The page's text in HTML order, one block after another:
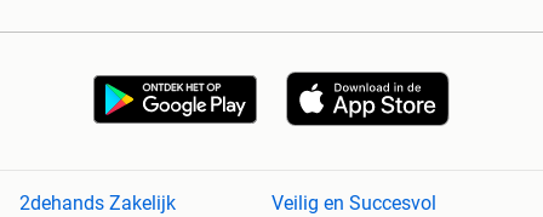
2dehands Zakelijk Veilig en Succesvol